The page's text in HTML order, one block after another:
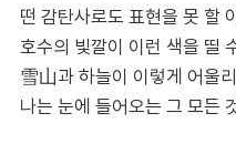
떤 감탄사로도 표현을 못 할
호수의 빛깔이 이런 색을 띨
雪山과 하늘이 이렇게 어울
나는 눈에 들어오는 그 모든